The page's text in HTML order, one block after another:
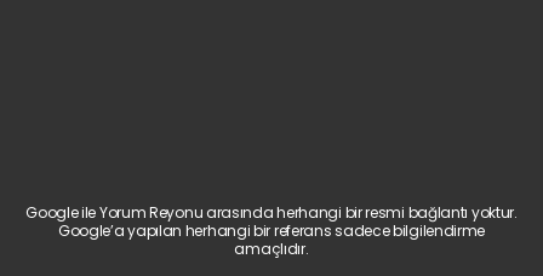
Google ile Yorum Reyonu arasında herhangi bir resmi bağlantı yoktur.
Google’a yapılan herhangi bir referans sadece bilgilendirme
amaçlıdır.